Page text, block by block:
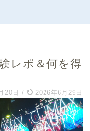
レポ＆何を得
20日 / 2026年6月29日